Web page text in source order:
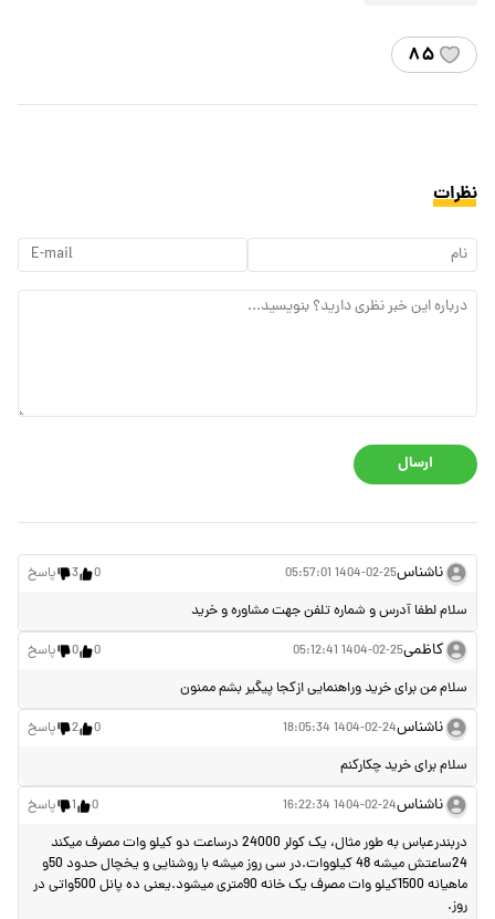
۸۵
نظرات
ارسال
ناشناس1404-02-25 05:57:01
0
3 پاسخ
سلام لطفا آدرس و شماره تلفن جهت مشاوره و خرید
کاظمی1404-02-25 05:12:41
0
0 پاسخ
سلام من برای خرید وراهنمایی ازکجا پیگیر بشم ممنون
ناشناس1404-02-24 18:05:34
0
2 پاسخ
سلام برای خرید چکارکنم
ناشناس1404-02-24 16:22:34
0
1 پاسخ
دربندرعباس به طور مثال، یک کولر 24000 درساعت دو کیلو وات مصرف میکند
24ساعتش میشه 48 کیلووات.در سی روز میشه با روشنایی و یخچال حدود 50و
ماهیانه 1500کیلو وات مصرف یک خانه 90متری میشود.یعنی ده پانل 500واتی در
روز.